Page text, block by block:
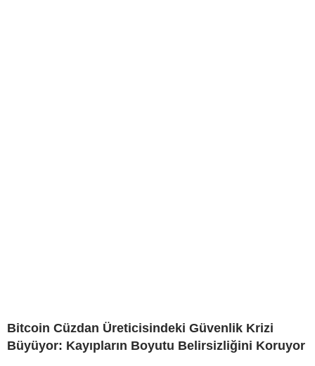
Bitcoin Cüzdan Üreticisindeki Güvenlik Krizi
Büyüyor: Kayıpların Boyutu Belirsizliğini Koruyor